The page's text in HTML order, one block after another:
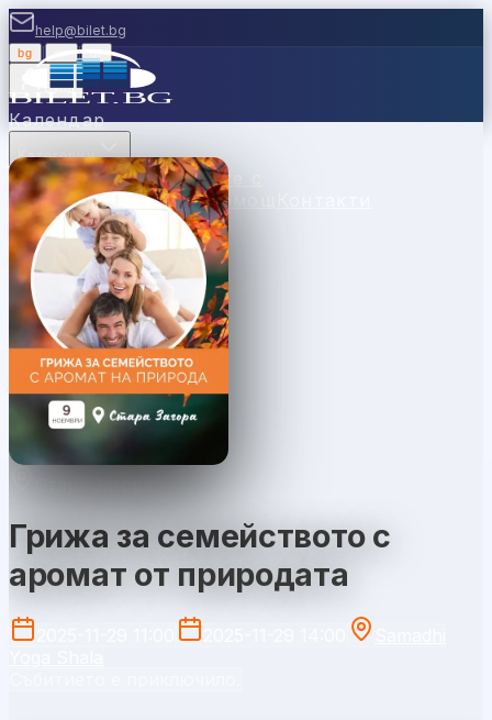
help@bilet.bg
bg |
Вход
Календар
Категории
МестаКасиПродавайте с
насВаучери НовиниПомощ
Стара Загора
Грижа за семейството с
аромат от природата